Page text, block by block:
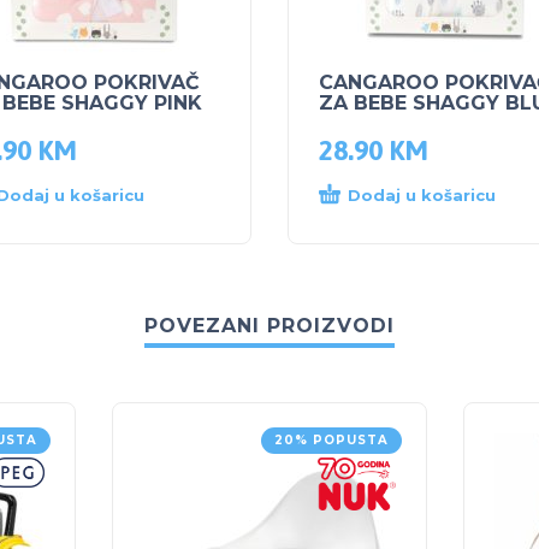
POKRIVAČ
SHAGGY PINK
KM
u košaricu
CANGAROO
ZA BEBE SHAGGY
28.90 KM
Dodaj u košaricu
POVEZANI PROIZVODI
20% POPUSTA